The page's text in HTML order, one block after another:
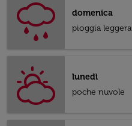
domenica
pioggia leggera
lunedì
poche nuvole